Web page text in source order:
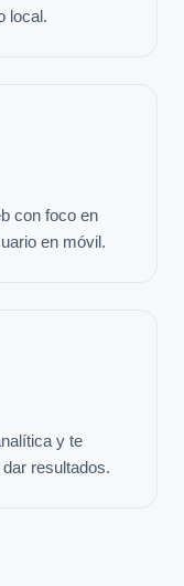
local.
con foco en
en móvil.
y te
resultados.